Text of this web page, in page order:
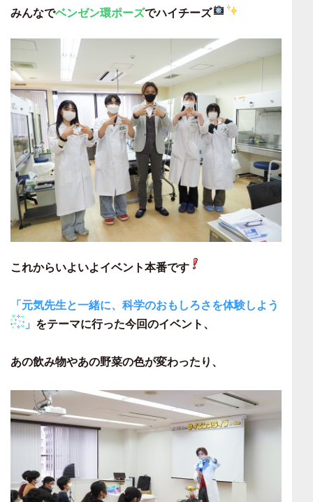
みんなでベンゼン環ポーズでハイチーズ
これからいよいよイベント本番です
「元気先生と一緒に、科学のおもしろさを体験しよう
」 をテーマに行った今回のイベント、
あの飲み物やあの野菜の色が変わったり、